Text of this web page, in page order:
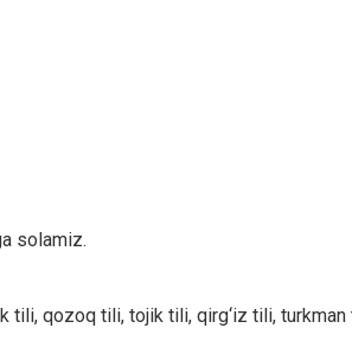
solamiz.
tili, qozoq tili, tojik tili, qirg‘iz tili,